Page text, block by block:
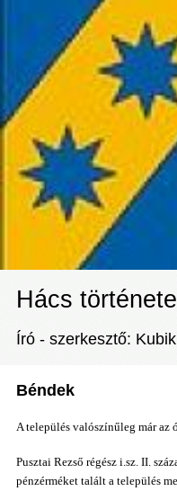
Hács története
Író - szerkesztő:
Béndek
A település valószínűleg már
Pusztai Rezső régész i.sz. II.
pénzérméket talált a település